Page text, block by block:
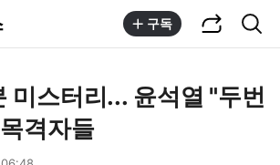
구독
미스터리... 윤석열 "두번
격자들